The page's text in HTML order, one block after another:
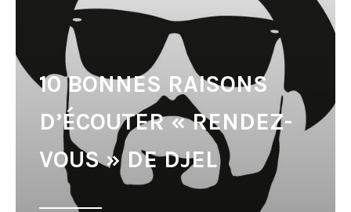
10 BONNES RAISONS
D’ÉCOUTER « RENDEZ-
VOUS » DE DJEL